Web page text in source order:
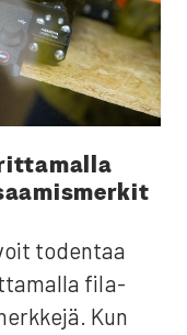
toden­taa
fila­
Kun